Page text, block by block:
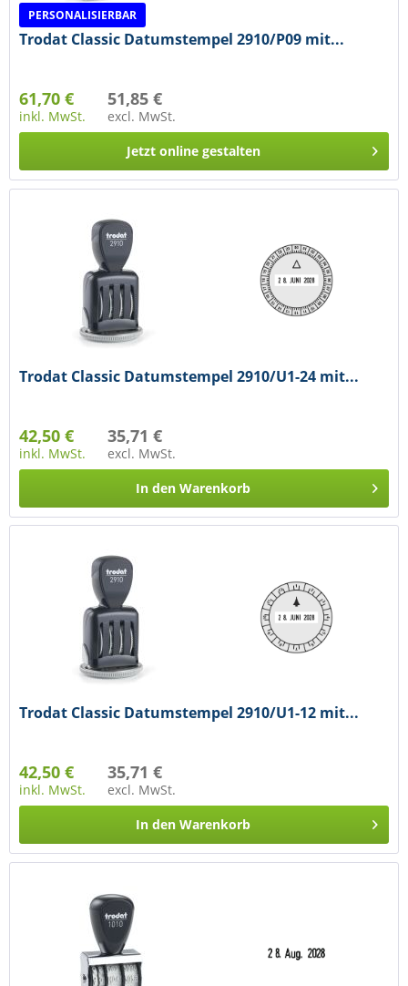
PERSONALISIERBAR
Trodat Classic Datumstempel 2910/P09 mit...
61,70 €
inkl. MwSt.
51,85 €
excl. MwSt.
Jetzt online gestalten
Trodat Classic Datumstempel 2910/U1-24 mit...
42,50 €
inkl. MwSt.
35,71 €
excl. MwSt.
In den Warenkorb
Trodat Classic Datumstempel 2910/U1-12 mit...
42,50 €
inkl. MwSt.
35,71 €
excl. MwSt.
In den Warenkorb